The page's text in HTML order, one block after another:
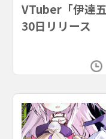
VTuber「伊達
30日リリース